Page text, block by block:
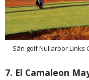
Sân golf Nullarbor Links
7. El Camaleon